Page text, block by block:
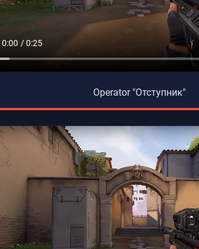
Operator "Отступник"